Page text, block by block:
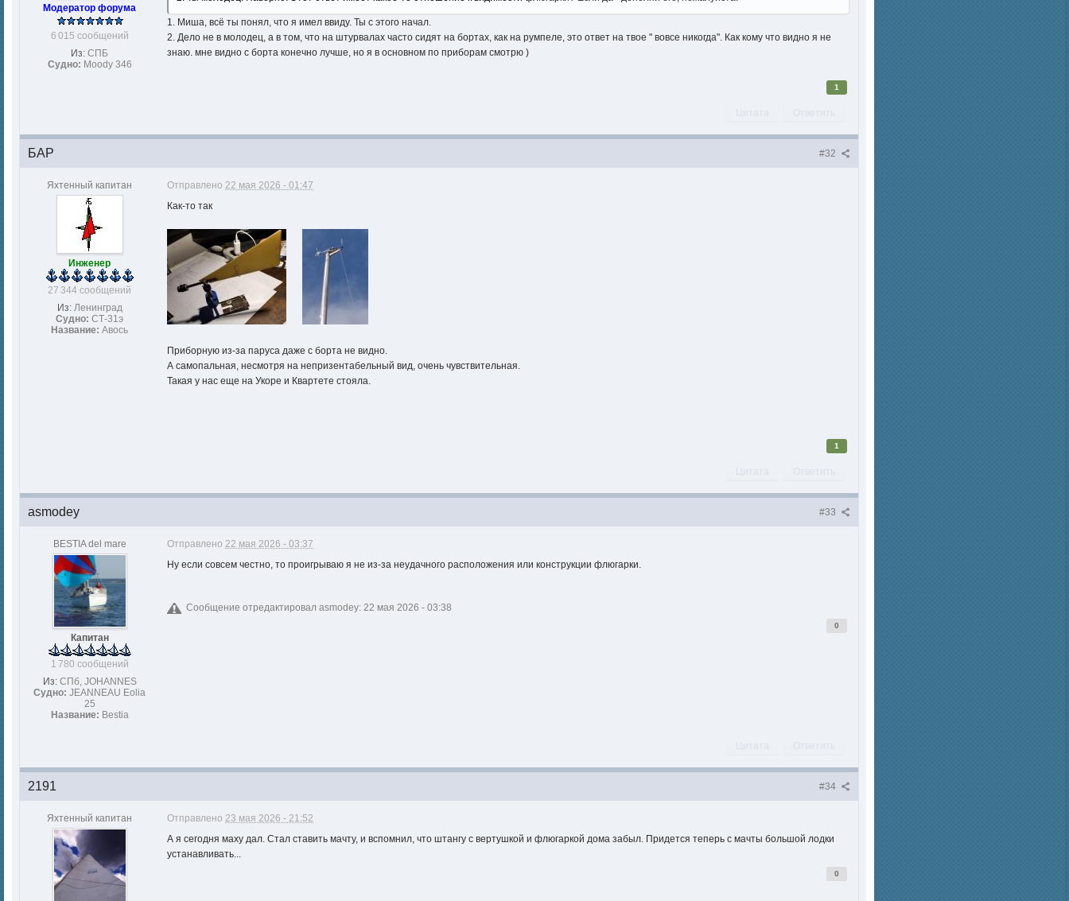
Модератор форума
6 015 сообщений
Из: СПБ
Судно: Moody 346
1. Миша, всё ты понял, что я имел ввиду. Ты с этого начал.
2. Дело не в молодец, а в том, что на штурвалах часто сидят на бортах, как на румпеле, это ответ на твое " вовсе никогда". Как кому что видно я не
знаю. мне видно с борта конечно лучше, но я в основном по приборам смотрю )
1
#32
БАР
Яхтенный капитан
Инженер
27 344 сообщений
Из: Ленинград
Судно: СТ-31э
Название: Авось
Отправлено 22 мая 2026 - 01:47
Как-то так
Приборную из-за паруса даже с борта не видно.
А самопальная, несмотря на непризентабельный вид, очень чувствительная.
Такая у нас еще на Укоре и Квартете стояла.
1
#33
asmodey
BESTIA del mare
Капитан
1 780 сообщений
Из: СПб, JOHANNES
Судно: JEANNEAU Eolia
25
Название: Bestia
Отправлено 22 мая 2026 - 03:37
Ну если совсем честно, то проигрываю я не из-за неудачного расположения или конструкции флюгарки.
Сообщение отредактировал asmodey: 22 мая 2026 - 03:38
0
#34
2191
Яхтенный капитан Отправлено 23 мая 2026 - 21:52
А я сегодня маху дал. Стал ставить мачту, и вспомнил, что штангу с вертушкой и флюгаркой дома забыл. Придется теперь с мачты большой лодки
устанавливать...
0